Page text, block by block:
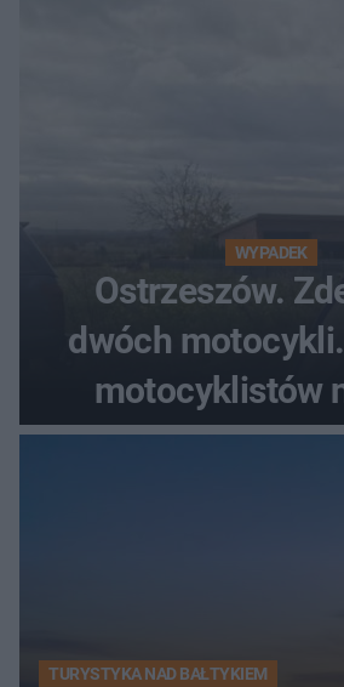
WYPADEK
Ostrzeszów.
dwóch
motocyklistów
TURYSTYKA NAD BAŁTYKIEM